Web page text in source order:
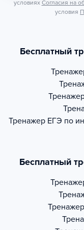
условиях Согласия на
условия
Бесплатный
Тренажер ЕГЭ по
Бесплатный
Тренажер